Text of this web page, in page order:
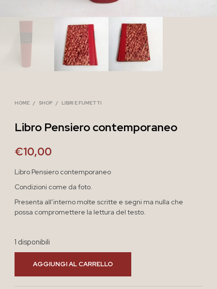
HOME / SHOP / LIBRI E FUMETTI
Libro Pensiero contemporaneo
€10,00
Libro Pensiero contemporaneo
Condizioni come da foto.
Presenta all’interno molte scritte e segni ma nulla che
possa compromettere la lettura del testo.
1 disponibili
AGGIUNGI AL CARRELLO